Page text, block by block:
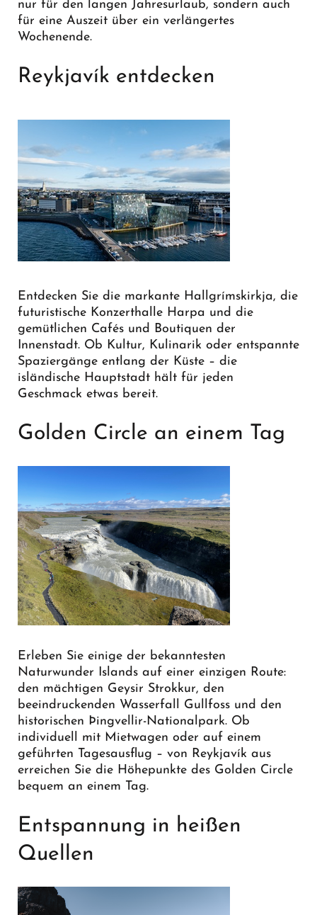
nur für den langen Jahresurlaub, sondern auch
für eine Auszeit über ein verlängertes
Wochenende.
Reykjavík entdecken
Entdecken Sie die markante Hallgrímskirkja, die
futuristische Konzerthalle Harpa und die
gemütlichen Cafés und Boutiquen der
Innenstadt. Ob Kultur, Kulinarik oder entspannte
Spaziergänge entlang der Küste – die
isländische Hauptstadt hält für jeden
Geschmack etwas bereit.
Golden Circle an einem Tag
Erleben Sie einige der bekanntesten
Naturwunder Islands auf einer einzigen Route:
den mächtigen Geysir Strokkur, den
beeindruckenden Wasserfall Gullfoss und den
historischen Þingvellir-Nationalpark. Ob
individuell mit Mietwagen oder auf einem
geführten Tagesausflug – von Reykjavík aus
erreichen Sie die Höhepunkte des Golden Circle
bequem an einem Tag.
Entspannung in heißen
Quellen